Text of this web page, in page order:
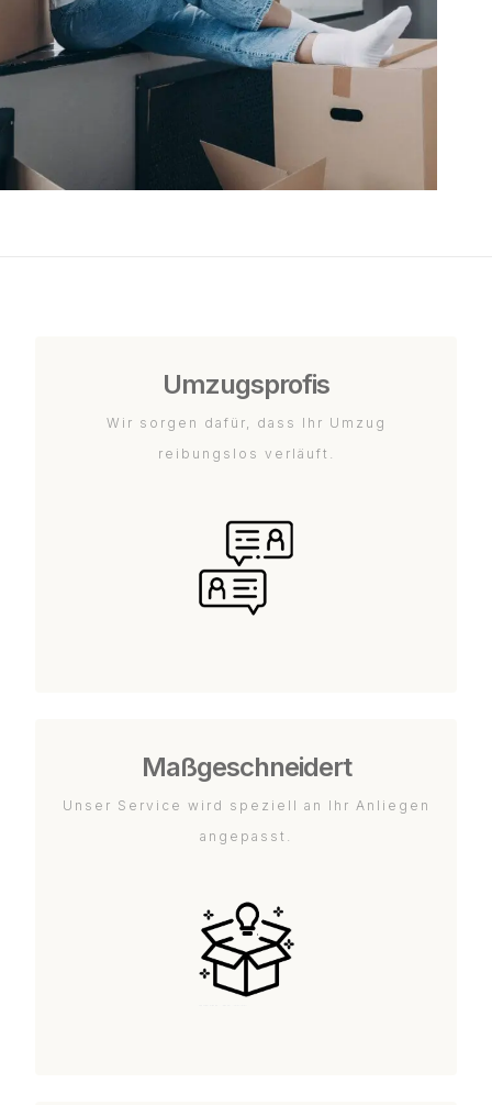
Umzugsprofis
Wir sorgen dafür, dass Ihr Umzug
reibungslos verläuft.
Maßgeschneidert
Unser Service wird speziell an Ihr Anliegen
angepasst.